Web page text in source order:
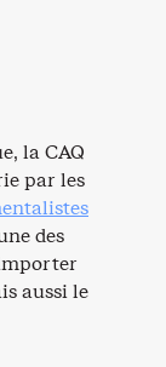
la CAQ
par les
des
aussi le